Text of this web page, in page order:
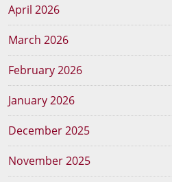
April 2026
March 2026
February 2026
January 2026
December 2025
November 2025